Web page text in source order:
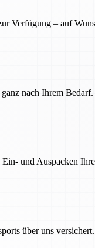
Verfügung – auf
nach Ihrem Bedarf.
und Auspacken
über uns versichert.